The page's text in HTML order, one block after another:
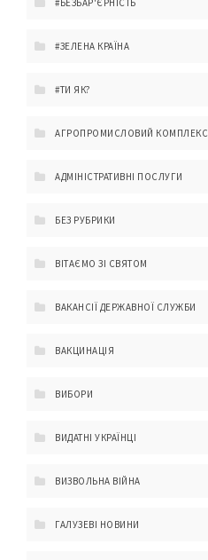
#БЕЗБАР'ЄРНІСТЬ
#ЗЕЛЕНА КРАЇНА
#ТИ ЯК?
АГРОПРОМИСЛОВИЙ КОМПЛЕКС
АДМІНІСТРАТИВНІ ПОСЛУГИ
БЕЗ РУБРИКИ
ВІТАЄМО ЗІ СВЯТОМ
ВАКАНСІЇ ДЕРЖАВНОЇ СЛУЖБИ
ВАКЦИНАЦІЯ
ВИБОРИ
ВИДАТНІ УКРАЇНЦІ
ВИЗВОЛЬНА ВІЙНА
ГАЛУЗЕВІ НОВИНИ